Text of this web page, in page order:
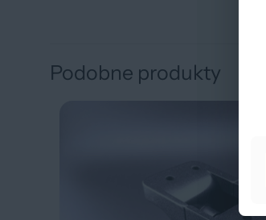
Podobne produkty